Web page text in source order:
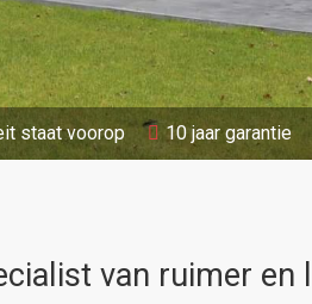
staat voorop 10 jaar garantie
van ruimer en